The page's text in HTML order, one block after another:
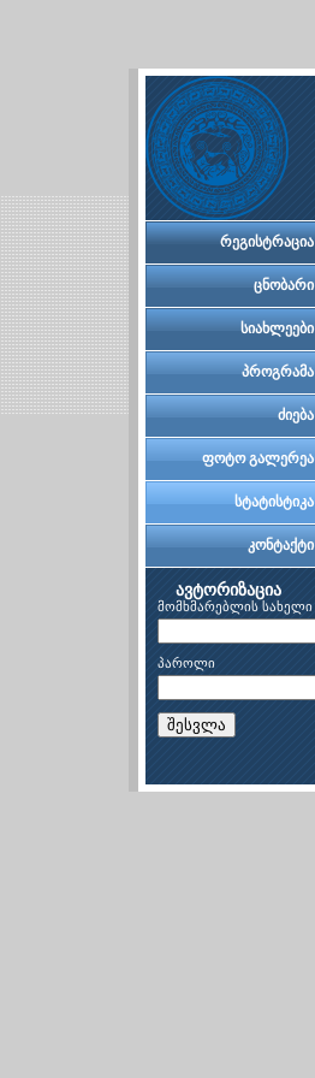
რეგისტრაცია
ცნობარი
სიახლეები
პროგრამა
ძიება
ფოტო გალერეა
სტატისტიკა
კონტაქტი
ავტორიზაცია
მომხმარებლის სახელი
პაროლი
შესვლა